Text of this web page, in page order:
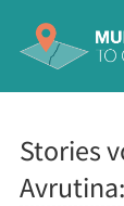
Stories
Avrutina: